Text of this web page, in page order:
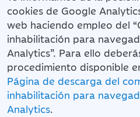
cookies de Google
web haciendo empleo del
inhabilitación para
Analytics”. Para ello
procedimiento disponible
Página de descarga del
inhabilitación para
Analytics.